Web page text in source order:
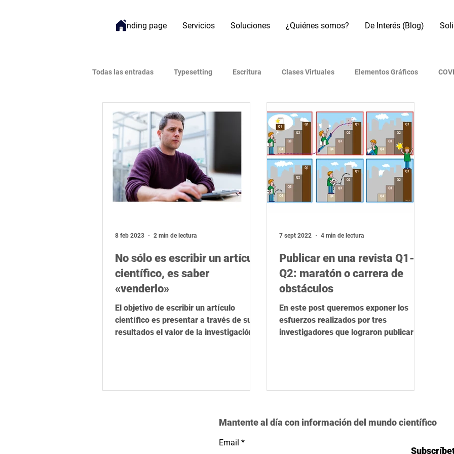
Landing page Servicios Soluciones ¿Quiénes somos? De Interés (Blog)
Todas las entradas Typesetting Escritura Clases Virtuales Elementos Gráficos
Bienestar Gestión de Proyectos Referencias Bibliográficas Motores de búsqueda
Open Access (Acceso Abierto) Artículo académico Revistas indexadas Presentaciones
Impacto Inteligencia Artificial (IA) Era Digital Metodología de investigación
Relevancia global Latinoamérica Herramientas de IA STEM
No sólo es escribir un artículo
científico, es saber
«venderlo»
El objetivo de escribir un artículo
científico es presentar a través de sus
resultados el valor de la investigación,
8 feb 2023 2 min de lectura
Publicar en una revista Q1-
Q2: maratón o carrera de
obstáculos
En este post queremos exponer los
esfuerzos realizados por tres
investigadores que lograron publicar en
7 sept 2022 4 min de lectura
Mantente al día con información del mundo científico
Email